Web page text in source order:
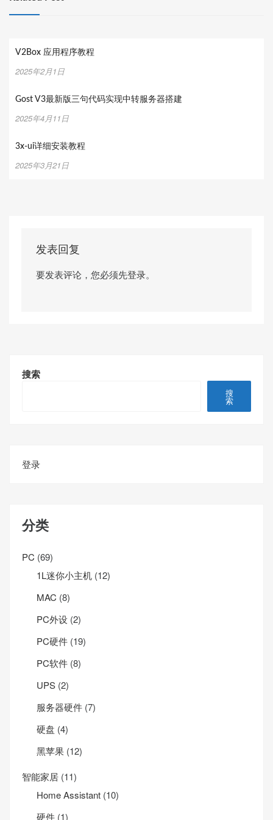
V2Box 应用程序教程
2025年2月1日
Gost V3最新版三句代码实现中转服务器搭建
2025年4月11日
3x-ui详细安装教程
2025年3月21日
发表回复
要发表评论，您必须先登录。
搜索
搜
索
登录
分类
PC (69)
1L迷你小主机 (12)
MAC (8)
PC外设 (2)
PC硬件 (19)
PC软件 (8)
UPS (2)
服务器硬件 (7)
硬盘 (4)
黑苹果 (12)
智能家居 (11)
Home Assistant (10)
硬件 (1)